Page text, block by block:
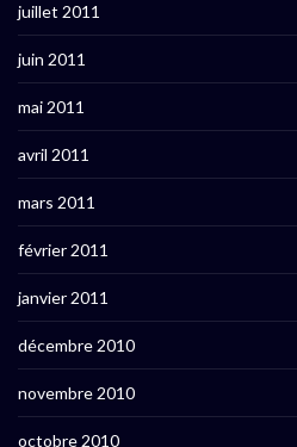
juillet 2011
juin 2011
mai 2011
avril 2011
mars 2011
février 2011
janvier 2011
décembre 2010
novembre 2010
octobre 2010